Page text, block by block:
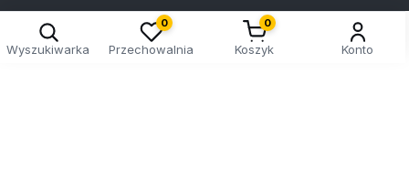
Wyszukiwarka
0
Przechowalnia
0
Koszyk Konto